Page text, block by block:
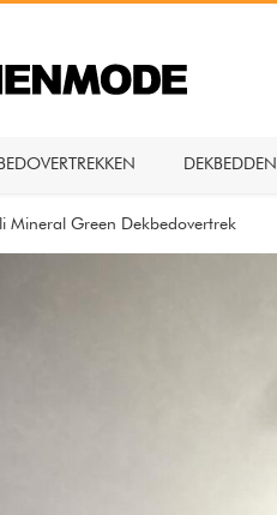
DEKBEDDEN
Mineral Green Dekbedovertrek